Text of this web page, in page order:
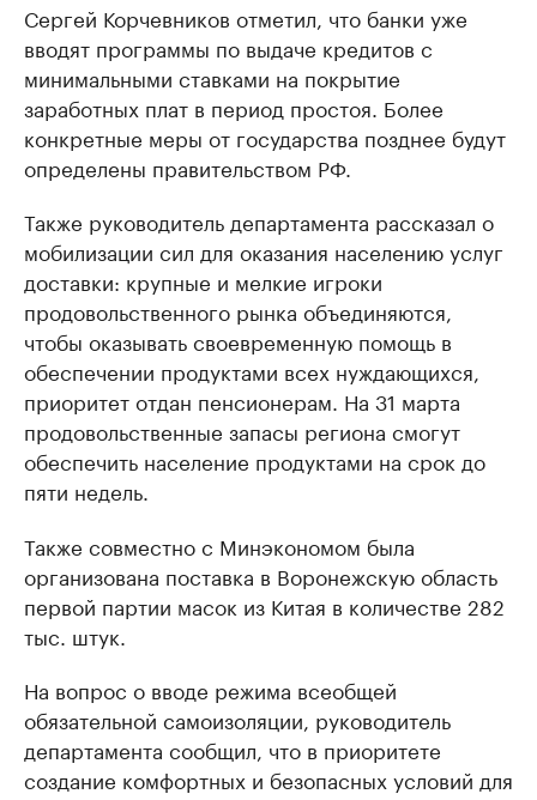
Сергей Корчевников отметил, что банки уже
вводят программы по выдаче кредитов с
минимальными ставками на покрытие
заработных плат в период простоя. Более
конкретные меры от государства позднее будут
определены правительством РФ.
Также руководитель департамента рассказал о
мобилизации сил для оказания населению услуг
доставки: крупные и мелкие игроки
продовольственного рынка объединяются,
чтобы оказывать своевременную помощь в
обеспечении продуктами всех нуждающихся,
приоритет отдан пенсионерам. На 31 марта
продовольственные запасы региона смогут
обеспечить население продуктами на срок до
пяти недель.
Также совместно с Минэкономом была
организована поставка в Воронежскую область
первой партии масок из Китая в количестве 282
тыс. штук.
На вопрос о вводе режима всеобщей
обязательной самоизоляции, руководитель
департамента сообщил, что в приоритете
создание комфортных и безопасных условий для